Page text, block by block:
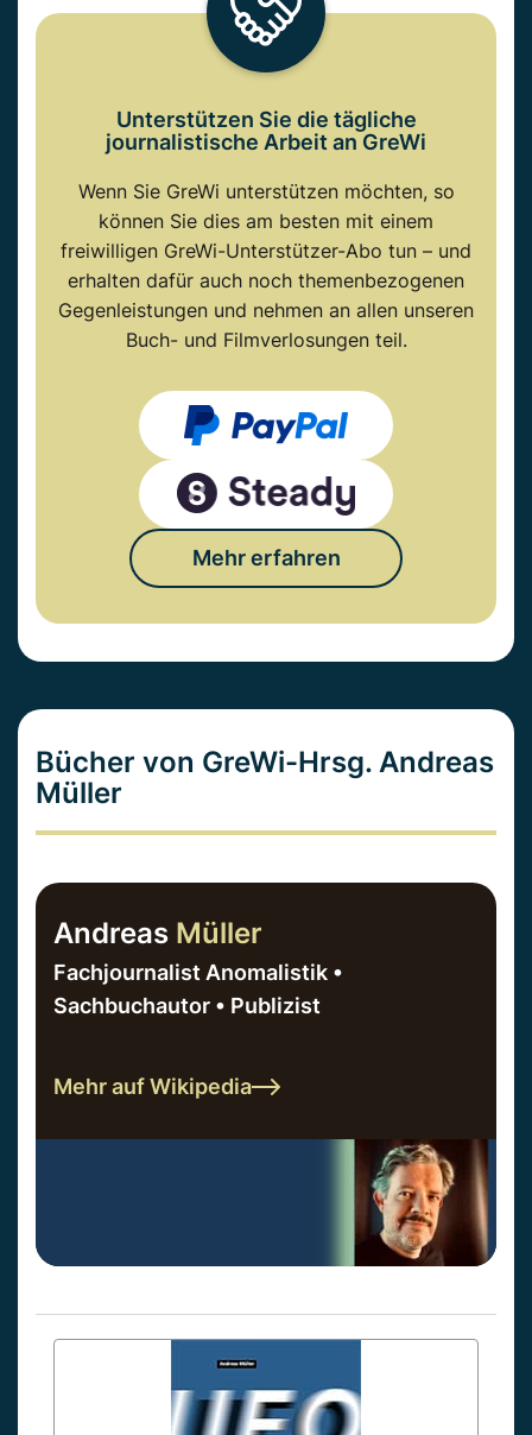
Unterstützen Sie die tägliche
journalistische Arbeit an GreWi
Wenn Sie GreWi unterstützen möchten, so
können Sie dies am besten mit einem
freiwilligen GreWi-Unterstützer-Abo tun – und
erhalten dafür auch noch themenbezogenen
Gegenleistungen und nehmen an allen unseren
Buch- und Filmverlosungen teil.
Mehr erfahren
Bücher von GreWi-Hrsg. Andreas
Müller
Andreas Müller
Fachjournalist Anomalistik •
Sachbuchautor • Publizist
Mehr auf Wikipedia